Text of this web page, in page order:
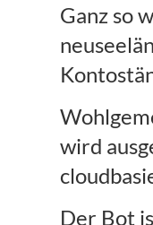
Ganz so
wird
Der Bot